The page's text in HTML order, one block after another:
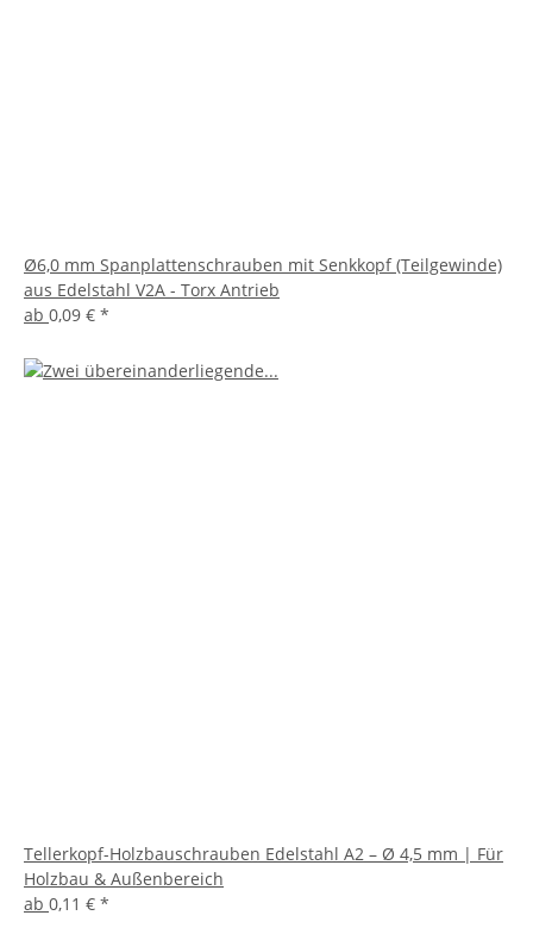
Ø6,0 mm Spanplattenschrauben mit Senkkopf (Teilgewinde)
aus Edelstahl V2A - Torx Antrieb
ab 0,09 € *
Tellerkopf-Holzbauschrauben Edelstahl A2 – Ø 4,5 mm | Für
Holzbau & Außenbereich
ab 0,11 € *